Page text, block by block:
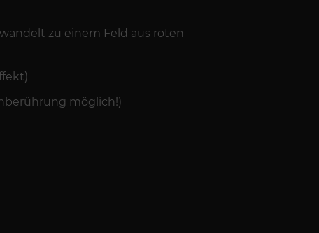
zu einem Feld aus roten
möglich!)